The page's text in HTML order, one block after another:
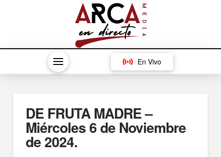
En Vivo
DE FRUTA MADRE –
Miércoles 6 de Noviembre
de 2024.